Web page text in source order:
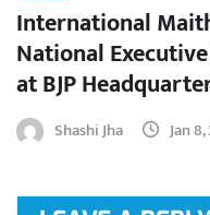
International
National
at BJP
Shashi Jha Jan